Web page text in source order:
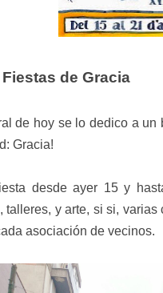
de Gracia
de hoy se lo dedico a
Gracia!
desde ayer 15 y
talleres, y arte, si si,
asociación de vecinos.